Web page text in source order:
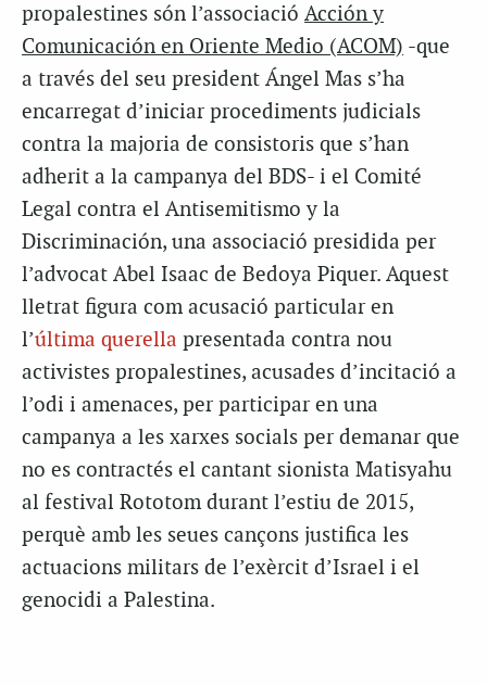
propalestines són l’associació Acción y
Comunicación en Oriente Medio (ACOM) -que
a través del seu president Ángel Mas s’ha
encarregat d’iniciar procediments judicials
contra la majoria de consistoris que s’han
adherit a la campanya del BDS- i el Comité
Legal contra el Antisemitismo y la
Discriminación, una associació presidida per
l’advocat Abel Isaac de Bedoya Piquer. Aquest
lletrat figura com acusació particular en
l’última querella presentada contra nou
activistes propalestines, acusades d’incitació a
l’odi i amenaces, per participar en una
campanya a les xarxes socials per demanar que
no es contractés el cantant sionista Matisyahu
al festival Rototom durant l’estiu de 2015,
perquè amb les seues cançons justifica les
actuacions militars de l’exèrcit d’Israel i el
genocidi a Palestina.